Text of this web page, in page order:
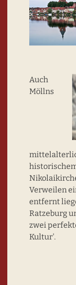
Auch
Möllns
Verweilen
entfernt
Ratzeburg
zwei
Kultur'.